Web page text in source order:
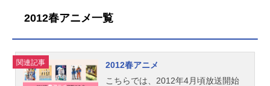
2012春アニメ一覧
関連記事
2012春アニメ
こちらでは、2012年4月頃放送開始